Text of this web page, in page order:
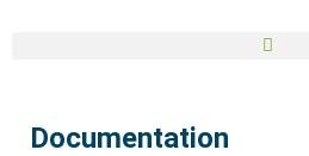
Documentation